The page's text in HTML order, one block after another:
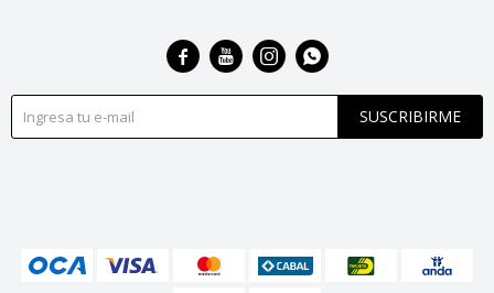
SUSCRIBIRME
   